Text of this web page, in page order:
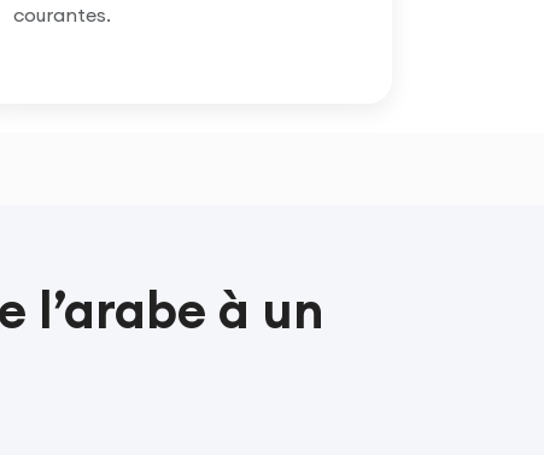
courantes.
l’arabe à un